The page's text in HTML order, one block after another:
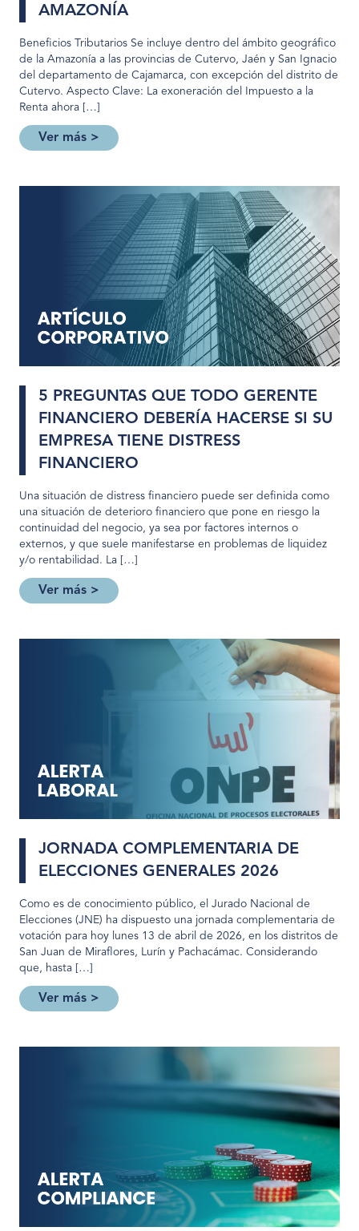
AMAZONÍA
Beneficios Tributarios Se incluye dentro del ámbito geográfico
de la Amazonía a las provincias de Cutervo, Jaén y San Ignacio
del departamento de Cajamarca, con excepción del distrito de
Cutervo. Aspecto Clave: La exoneración del Impuesto a la
Renta ahora […]
Ver más >
5 PREGUNTAS QUE TODO GERENTE
FINANCIERO DEBERÍA HACERSE SI SU
EMPRESA TIENE DISTRESS
FINANCIERO
Una situación de distress financiero puede ser definida como
una situación de deterioro financiero que pone en riesgo la
continuidad del negocio, ya sea por factores internos o
externos, y que suele manifestarse en problemas de liquidez
y/o rentabilidad. La […]
Ver más >
JORNADA COMPLEMENTARIA DE
ELECCIONES GENERALES 2026
Como es de conocimiento público, el Jurado Nacional de
Elecciones (JNE) ha dispuesto una jornada complementaria de
votación para hoy lunes 13 de abril de 2026, en los distritos de
San Juan de Miraflores, Lurín y Pachacámac. Considerando
que, hasta […]
Ver más >